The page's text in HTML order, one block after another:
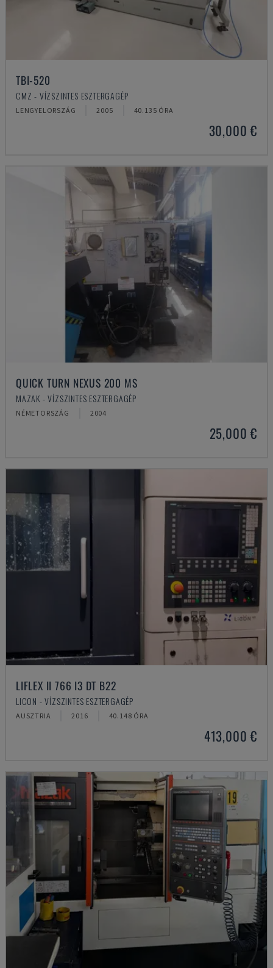
TBI-520
CMZ - VÍZSZINTES ESZTERGAGÉP
LENGYELORSZÁG 2005 40.135 ÓRA
30,000 €
QUICK TURN NEXUS 200 MS
MAZAK - VÍZSZINTES ESZTERGAGÉP
NÉMETORSZÁG 2004
25,000 €
LIFLEX II 766 I3 DT B22
LICON - VÍZSZINTES ESZTERGAGÉP
AUSZTRIA 2016 40.148 ÓRA
413,000 €